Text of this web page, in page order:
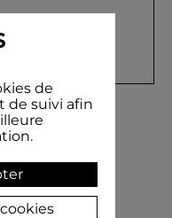
Loyal
de
de suivi afin